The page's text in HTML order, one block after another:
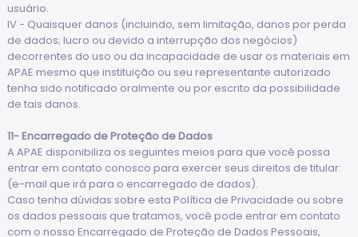
usuário.
IV - Quaisquer danos (incluindo, sem limitação, danos por perda
de dados; lucro ou devido a interrupção dos negócios)
decorrentes do uso ou da incapacidade de usar os materiais em
APAE mesmo que instituição ou seu representante autorizado
tenha sido notificado oralmente ou por escrito da possibilidade
de tais danos.
11- Encarregado de Proteção de Dados
A APAE disponibiliza os seguintes meios para que você possa
entrar em contato conosco para exercer seus direitos de titular:
(e-mail que irá para o encarregado de dados).
Caso tenha dúvidas sobre esta Política de Privacidade ou sobre
os dados pessoais que tratamos, você pode entrar em contato
com o nosso Encarregado de Proteção de Dados Pessoais,